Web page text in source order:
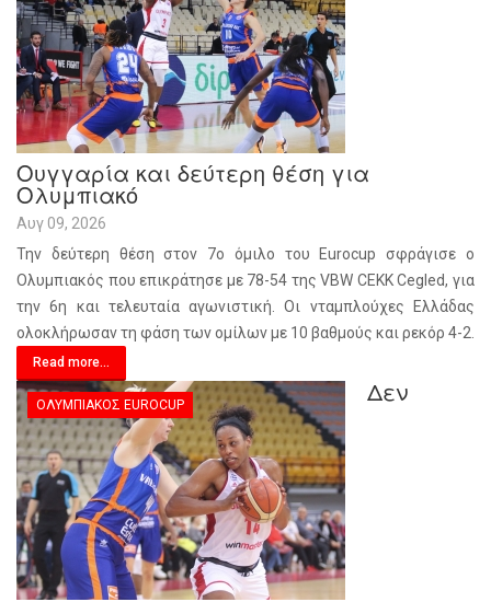
Ουγγαρία και δεύτερη θέση για
Ολυμπιακό
Αυγ 09, 2026
Την δεύτερη θέση στον 7ο όμιλο του Eurocup σφράγισε ο
Ολυμπιακός που επικράτησε με 78-54 της VBW CEKK Cegled, για
την 6η και τελευταία αγωνιστική. Οι νταμπλούχες Ελλάδας
ολοκλήρωσαν τη φάση των ομίλων με 10 βαθμούς και ρεκόρ 4-2.
Read more...
ΟΛΥΜΠΙΑΚΌΣ EUROCUP Δεν